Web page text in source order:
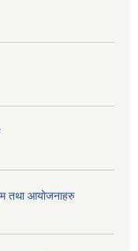
तथा आयोजनाहरु